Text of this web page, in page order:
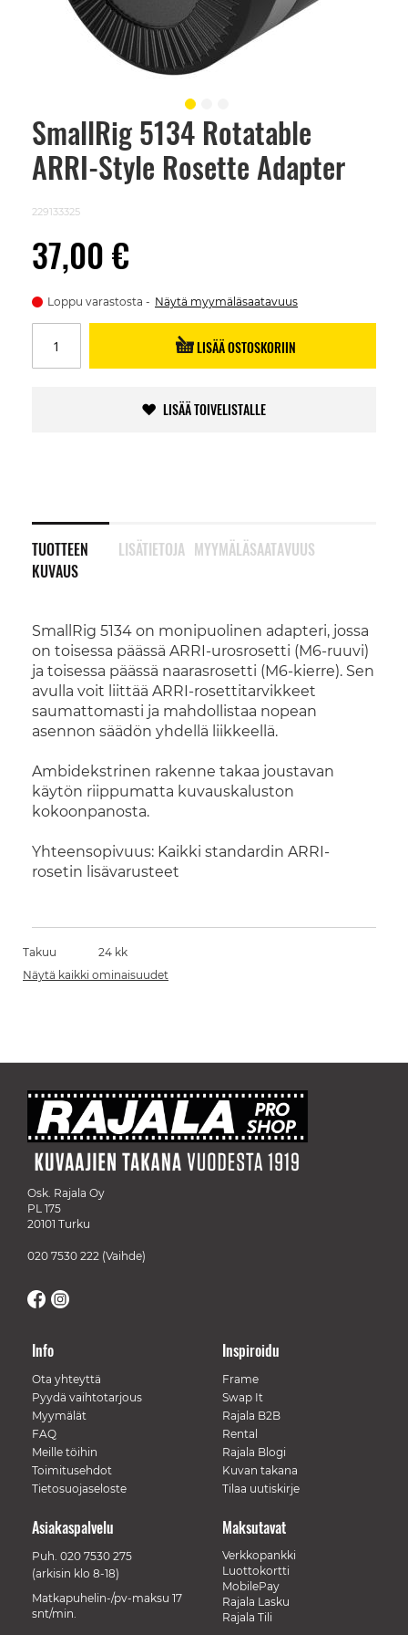
SmallRig 5134 Rotatable
ARRI-Style Rosette Adapter
229133325
37,00 €
Loppu varastosta Näytä myymäläsaatavuus
LISÄÄ OSTOSKORIIN
LISÄÄ TOIVELISTALLE
TUOTTEEN
KUVAUS
SmallRig 5134 on monipuolinen adapteri, jossa
on toisessa päässä ARRI-urosrosetti (M6-ruuvi)
ja toisessa päässä naarasrosetti (M6-kierre). Sen
avulla voit liittää ARRI-rosettitarvikkeet
saumattomasti ja mahdollistaa nopean
asennon säädön yhdellä liikkeellä.
Ambidekstrinen rakenne takaa joustavan
käytön riippumatta kuvauskaluston
kokoonpanosta.
Yhteensopivuus: Kaikki standardin ARRI-
rosetin lisävarusteet
LISÄTIETOJA MYYMÄLÄSAATAVUUS
Skip
beginning
images
Takuu
24 kk
Näytä kaikki ominaisuudet
Osk. Rajala Oy
PL 175
20101 Turku
020 7530 222 (Vaihde)
Info
Ota yhteyttä
Pyydä vaihtotarjous
Myymälät
FAQ
Meille töihin
Toimitusehdot
Tietosuojaseloste
Inspiroidu
Frame
Swap It
Rajala B2B
Rental
Rajala Blogi
Kuvan takana
Tilaa uutiskirje
Maksutavat
Verkkopankki
Luottokortti
MobilePay
Rajala Lasku
Rajala Tili
Asiakaspalvelu
Puh. 020 7530 275
(arkisin klo 8-18)
Matkapuhelin-/pv-maksu 17
snt/min.